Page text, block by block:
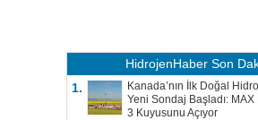
HidrojenHaber Son
1.
Kanada’nın İlk Doğal
Yeni Sondaj Başladı:
3 Kuyusunu Açıyor